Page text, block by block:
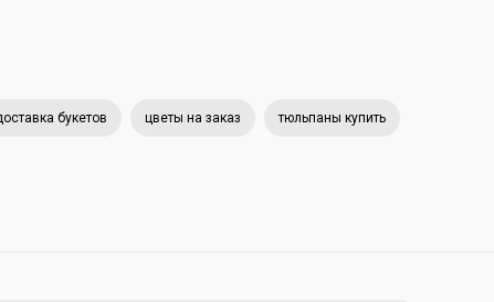
букетов цветы на заказ тюльпаны купить